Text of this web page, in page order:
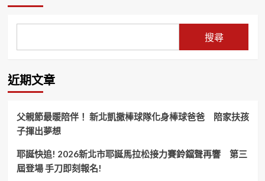
揭
——
斗
造
廉
公
務
文
搜尋
近期文章
父親節最暖陪伴！ 新北凱撒棒球隊化身棒球爸爸 陪家扶孩
子揮出夢想
耶誕快追! 2026新北市耶誕馬拉松接力賽鈴鐺聲再響 第三
屆登場 手刀即刻報名!